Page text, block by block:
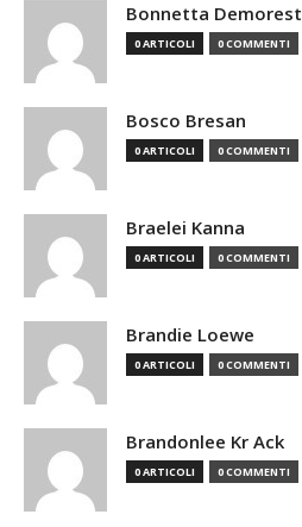
Bonnetta Demorest
0 ARTICOLI 0 COMMENTI
Bosco Bresan
0 ARTICOLI 0 COMMENTI
Braelei Kanna
0 ARTICOLI 0 COMMENTI
Brandie Loewe
0 ARTICOLI 0 COMMENTI
Brandonlee Kr Ack
0 ARTICOLI 0 COMMENTI